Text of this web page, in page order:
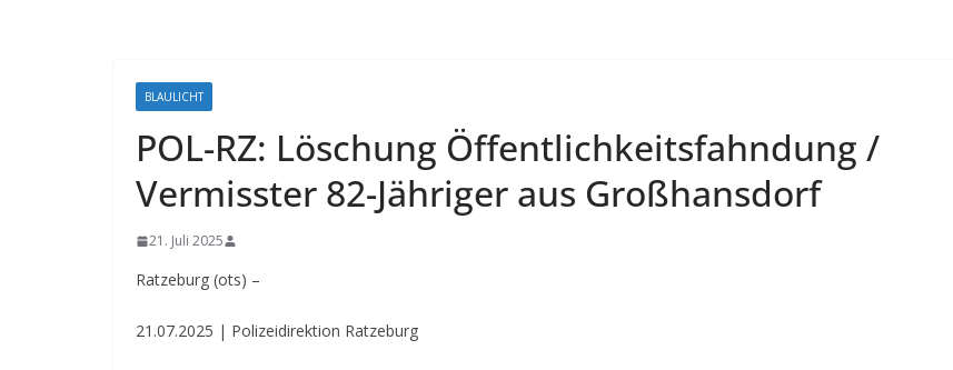
BLAULICHT
POL-RZ: Löschung Öffentlichkeitsfahndung /
Vermisster 82-Jähriger aus Großhansdorf
21. Juli 2025
Ratzeburg (ots) –
21.07.2025 | Polizeidirektion Ratzeburg